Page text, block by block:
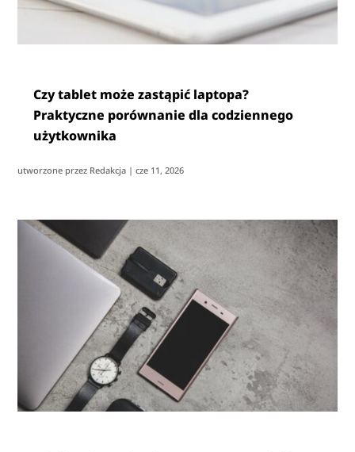
Czy tablet może zastąpić laptopa?
Praktyczne porównanie dla codziennego
użytkownika
utworzone przez Redakcja |cze 11, 2026